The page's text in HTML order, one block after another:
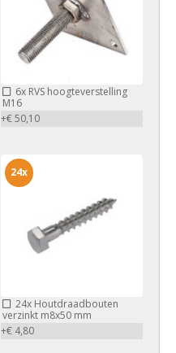
6xRVS hoogteverstelling
M16
+€ 50,10
24xHoutdraadbouten
verzinkt m8x50 mm
+€ 4,80
24x